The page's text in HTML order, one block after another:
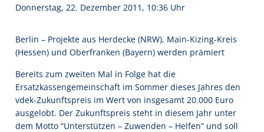
Donnerstag, 22. Dezember 2011, 10:36 Uhr
Berlin – Projekte aus Herdecke (NRW), Main-Kizing-Kreis
(Hessen) und Oberfranken (Bayern) werden prämiert
Bereits zum zweiten Mal in Folge hat die
Ersatzkassengemeinschaft im Sommer dieses Jahres den
vdek-Zukunftspreis im Wert von insgesamt 20.000 Euro
ausgelobt. Der Zukunftspreis steht in diesem Jahr unter
dem Motto “Unterstützen – Zuwenden – Helfen” und soll